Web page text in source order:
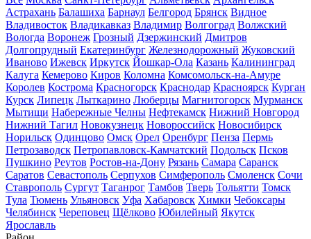
Астрахань Балашиха Барнаул Белгород Брянск Видное
Владивосток Владикавказ Владимир Волгоград Волжский
Вологда Воронеж Грозный Дзержинский Дмитров
Долгопрудный Екатеринбург Железнодорожный Жуковский
Иваново Ижевск Иркутск Йошкар-Ола Казань Калининград
Калуга Кемерово Киров Коломна Комсомольск-на-Амуре
Королев Кострома Красногорск Краснодар Красноярск Курган
Курск Липецк Лыткарино Люберцы Магнитогорск Мурманск
Мытищи Набережные Челны Нефтекамск Нижний Новгород
Нижний Тагил Новокузнецк Новороссийск Новосибирск
Норильск Одинцово Омск Орел Оренбург Пенза Пермь
Петрозаводск Петропавловск-Камчатский Подольск Псков
Пушкино Реутов Ростов-на-Дону Рязань Самара Саранск
Саратов Севастополь Серпухов Симферополь Смоленск Сочи
Ставрополь Сургут Таганрог Тамбов Тверь Тольятти Томск
Тула Тюмень Ульяновск Уфа Хабаровск Химки Чебоксары
Челябинск Череповец Щёлково Юбилейный Якутск
Ярославль